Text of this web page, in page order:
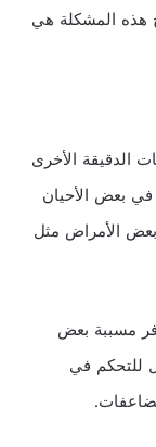
هذه المشكلة هي
الدقيقة الأخرى
بعض الأحيان
الأمراض مثل
مسببة بعض
للتحكم في